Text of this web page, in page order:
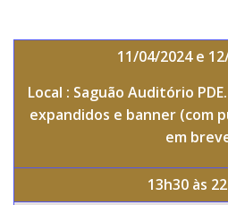
11/04/2024 e
Local : Saguão Auditório
expandidos e banner (com
em
13h30 às